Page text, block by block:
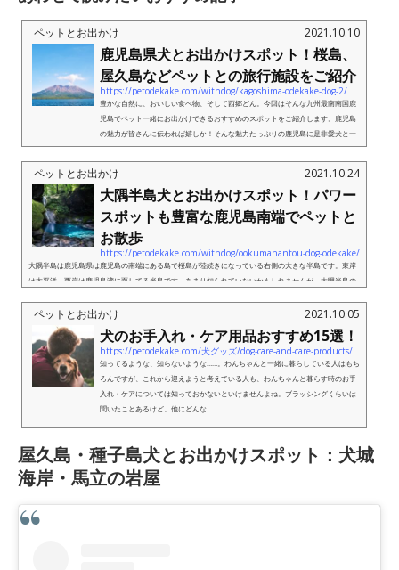
ペットとお出かけ 2021.10.10
鹿児島県犬とお出かけスポット！桜島、
屋久島などペットとの旅行施設をご紹介
https://petodekake.com/withdog/kagoshima-odekake-dog-2/
豊かな自然に、おいしい食べ物、そして西郷どん。今回はそんな九州最南南国鹿
児島でペット一緒にお出かけできるおすすめのスポットをご紹介します。鹿児島
の魅力が皆さんに伝われば嬉しか！そんな魅力たっぷりの鹿児島に是非愛犬と一
緒にお出かけしてみてはいかがで...
ペットとお出かけ 2021.10.24
大隅半島犬とお出かけスポット！パワー
スポットも豊富な鹿児島南端でペットと
お散歩
https://petodekake.com/withdog/ookumahantou-dog-odekake/
大隅半島は鹿児島県は鹿児島の南端にある島で桜島が陸続きになっている右側の大きな半島です。東岸
は太平洋、西岸は鹿児島湾に面してる半島です。あまり知られていないかもしれませんが、大隅半島の
ペットとお出かけ 2021.10.05
犬のお手入れ・ケア用品おすすめ15選！
https://petodekake.com/犬グッズ/dog-care-and-care-products/
知ってるような、知らないような……。わんちゃんと一緒に暮らしている人はもち
ろんですが、これから迎えようと考えている人も、わんちゃんと暮らす時のお手
入れ・ケアについては知っておかないといけませんよね。ブラッシングくらいは
聞いたことあるけど、他にどんな...
屋久島・種子島犬とお出かけスポット：犬城
海岸・馬立の岩屋